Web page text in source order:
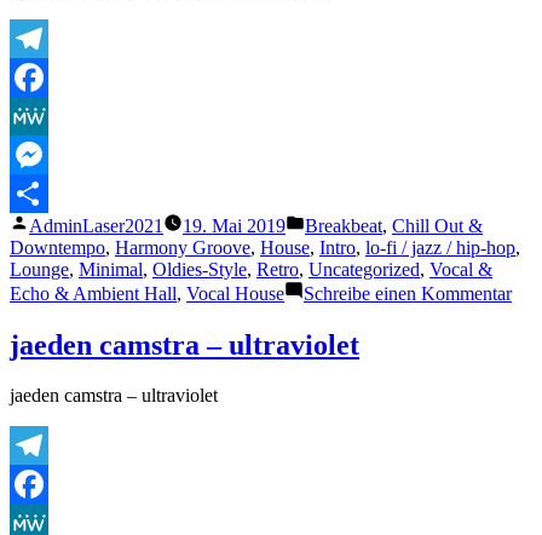
Telegram
Facebook
MeWe
Messenger
Teilen
Veröffentlicht
von
AdminLaser2021 19. Mai 2019
Veröffentlicht
unter
Breakbeat, Chill Out &
Downtempo, Harmony Groove, House, Intro, lo-fi / jazz / hip-hop,
Lounge, Minimal, Oldies-Style, Retro, Uncategorized, Vocal &
Echo & Ambient Hall, Vocal House Schreibe einen Kommentarzu
jaeden camstra – ultraviolet
jaeden camstra – ultraviolet
Telegram
Facebook